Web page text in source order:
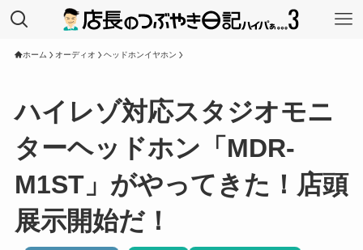
ホーム オーディオ ヘッドホンイヤホン
ハイレゾ対応スタジオモニ
ターヘッドホン「MDR-
M1ST」がやってきた！店頭
展示開始だ！